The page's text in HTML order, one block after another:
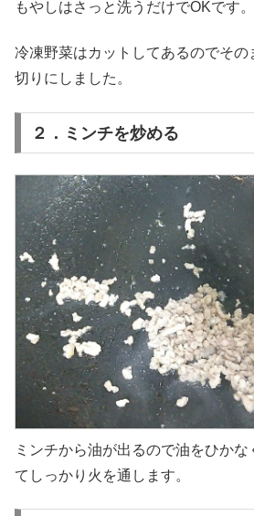
もやしはさっと洗うだけでOKです。
冷凍野菜はカットしてあるのでその
切りにしました。
２．ミンチを炒める
ミンチから油が出るので油をひか
てしっかり火を通します。